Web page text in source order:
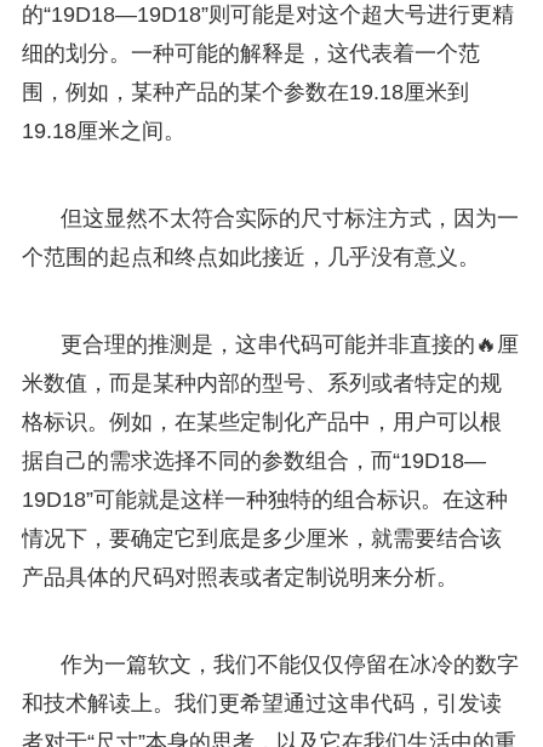
的“19D18—19D18”则可能是对这个超大号进行更精
细的划分。一种可能的解释是，这代表着一个范
围，例如，某种产品的某个参数在19.18厘米到
19.18厘米之间。
但这显然不太符合实际的尺寸标注方式，因为一
个范围的起点和终点如此接近，几乎没有意义。
更合理的推测是，这串代码可能并非直接的🔥厘
米数值，而是某种内部的型号、系列或者特定的规
格标识。例如，在某些定制化产品中，用户可以根
据自己的需求选择不同的参数组合，而“19D18—
19D18”可能就是这样一种独特的组合标识。在这种
情况下，要确定它到底是多少厘米，就需要结合该
产品具体的尺码对照表或者定制说明来分析。
作为一篇软文，我们不能仅仅停留在冰冷的数字
和技术解读上。我们更希望通过这串代码，引发读
者对于“尺寸”本身的思考，以及它在我们生活中的重